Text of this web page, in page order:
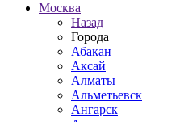
Москва
Назад
Города
Абакан
Аксай
Алматы
Альметьевск
Ангарск